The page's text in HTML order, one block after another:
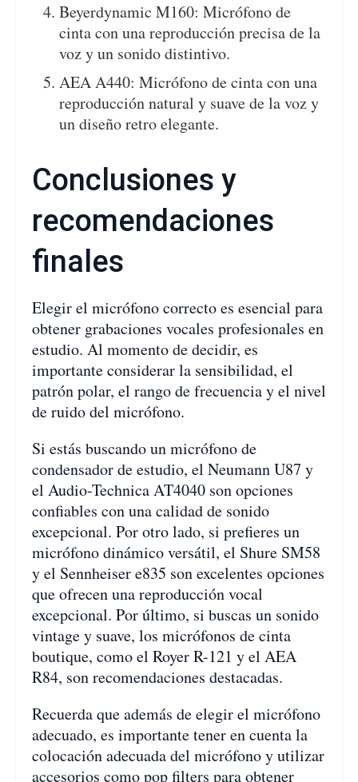
Beyerdynamic M160: Micrófono de
cinta con una reproducción precisa de la
voz y un sonido distintivo.
AEA A440: Micrófono de cinta con una
reproducción natural y suave de la voz y
un diseño retro elegante.
Conclusiones y
recomendaciones
finales
Elegir el micrófono correcto es esencial para
obtener grabaciones vocales profesionales en
estudio. Al momento de decidir, es
importante considerar la sensibilidad, el
patrón polar, el rango de frecuencia y el nivel
de ruido del micrófono.
Si estás buscando un micrófono de
condensador de estudio, el Neumann U87 y
el Audio-Technica AT4040 son opciones
confiables con una calidad de sonido
excepcional. Por otro lado, si prefieres un
micrófono dinámico versátil, el Shure SM58
y el Sennheiser e835 son excelentes opciones
que ofrecen una reproducción vocal
excepcional. Por último, si buscas un sonido
vintage y suave, los micrófonos de cinta
boutique, como el Royer R-121 y el AEA
R84, son recomendaciones destacadas.
Recuerda que además de elegir el micrófono
adecuado, es importante tener en cuenta la
colocación adecuada del micrófono y utilizar
accesorios como pop filters para obtener